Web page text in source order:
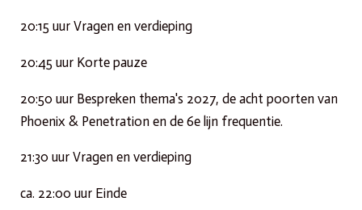
20:15 uur Vragen en verdieping
20:45 uur Korte pauze
20:50 uur Bespreken thema's 2027, de acht poorten van
Phoenix & Penetration en de 6e lijn frequentie.
21:30 uur Vragen en verdieping
ca. 22:00 uur Einde